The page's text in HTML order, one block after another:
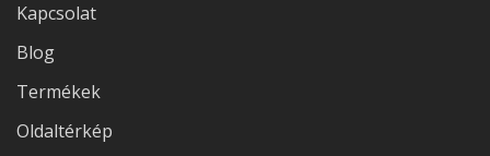
Kapcsolat
Blog
Termékek
Oldaltérkép